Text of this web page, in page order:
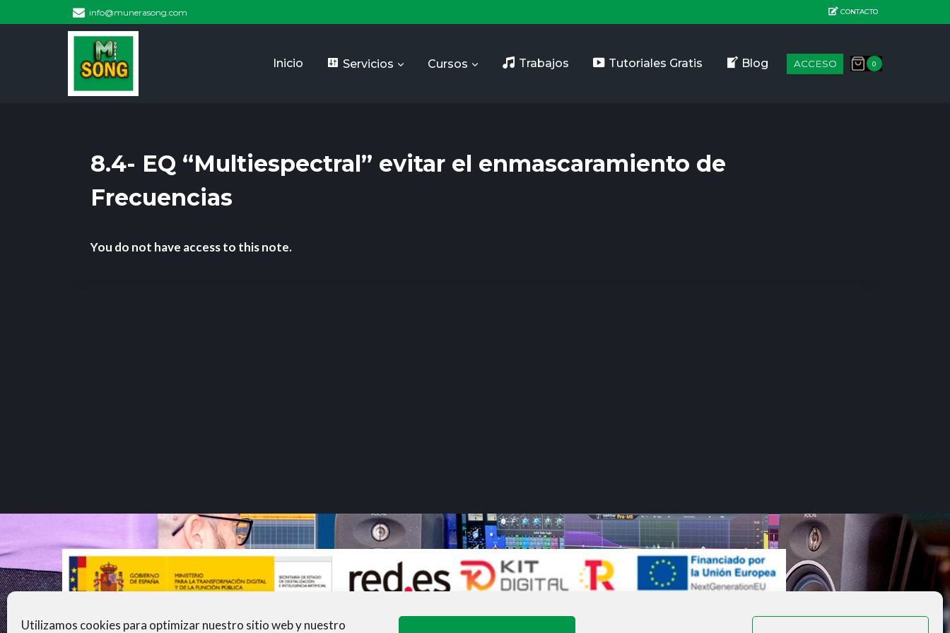
Utilizamos cookies para optimizar nuestro sitio web y nuestro
info@munerasong.com CONTACTO
Inicio Servicios Cursos Trabajos Tutoriales Gratis Blog ACCESO 0
8.4- EQ “Multiespectral” evitar el enmascaramiento de
Frecuencias
You do not have access to this note.